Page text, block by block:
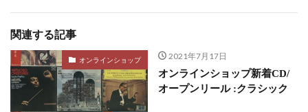
関連する記事
オンラインショップ 2021年7月17日
オンラインショップ新着CD/
オープンリール :クラシック